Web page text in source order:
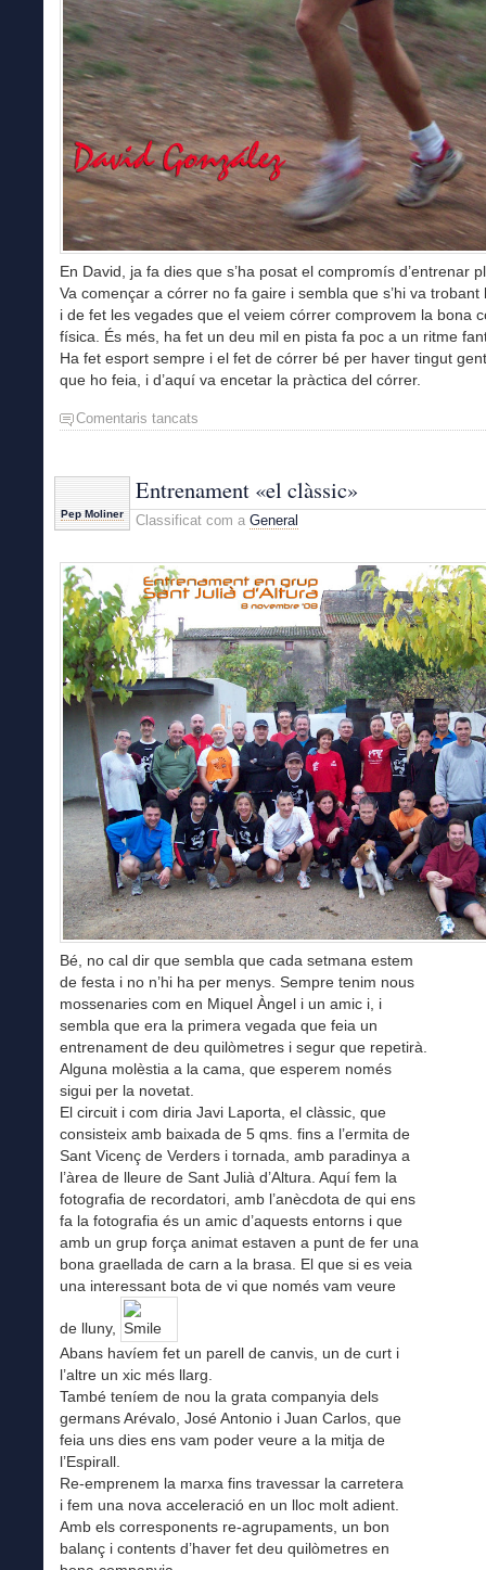
En David, ja fa dies que s’ha posat el compromís d’entrenar
Va començar a córrer no fa gaire i sembla que s’hi va trobant
i de fet les vegades que el veiem córrer comprovem la bona
física. És més, ha fet un deu mil en pista fa poc a un ritme
Ha fet esport sempre i el fet de córrer bé per haver tingut
que ho feia, i d’aquí va encetar la pràctica del córrer.
Comentaris tancats
Pep Moliner
Entrenament «el clàssic»
Classificat com a General
Bé, no cal dir que sembla que cada setmana estem
de festa i no n’hi ha per menys. Sempre tenim nous
mossenaries com en Miquel Àngel i un amic i, i
sembla que era la primera vegada que feia un
entrenament de deu quilòmetres i segur que repetirà.
Alguna molèstia a la cama, que esperem només
sigui per la novetat.
El circuit i com diria Javi Laporta, el clàssic, que
consisteix amb baixada de 5 qms. fins a l’ermita de
Sant Vicenç de Verders i tornada, amb paradinya a
l’àrea de lleure de Sant Julià d’Altura. Aquí fem la
fotografia de recordatori, amb l’anècdota de qui ens
fa la fotografia és un amic d’aquests entorns i que
amb un grup força animat estaven a punt de fer una
bona graellada de carn a la brasa. El que si es veia
una interessant bota de vi que només vam veure
de lluny,
Abans havíem fet un parell de canvis, un de curt i
l’altre un xic més llarg.
També teníem de nou la grata companyia dels
germans Arévalo, José Antonio i Juan Carlos, que
feia uns dies ens vam poder veure a la mitja de
l’Espirall.
Re-emprenem la marxa fins travessar la carretera
i fem una nova acceleració en un lloc molt adient.
Amb els corresponents re-agrupaments, un bon
balanç i contents d’haver fet deu quilòmetres en